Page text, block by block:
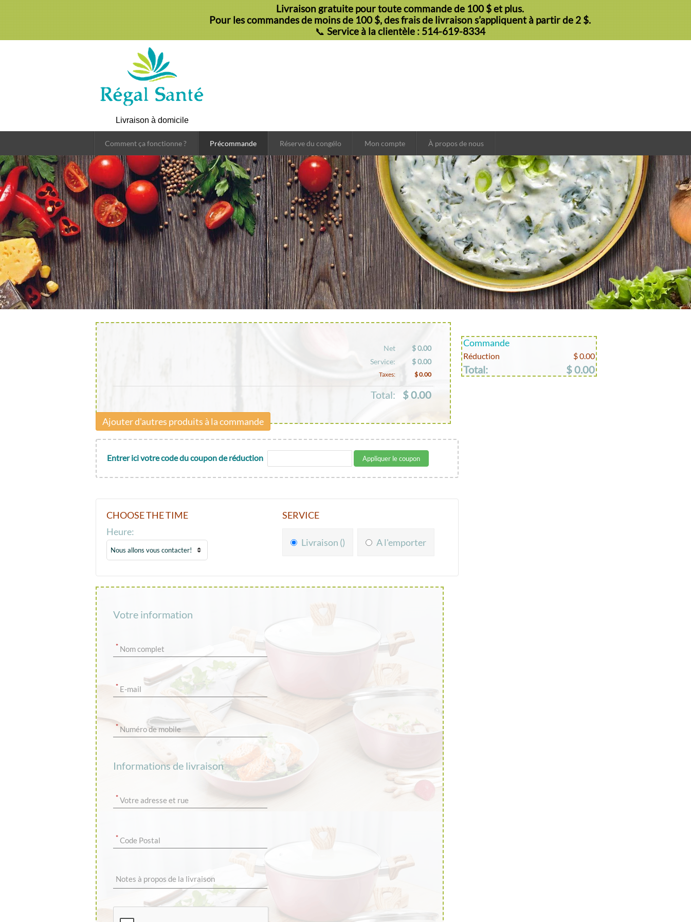
Livraison gratuite pour toute commande de 100 $ et plus.
Pour les commandes de moins de 100 $, des frais de livraison s’appliquent à partir de 2 $.
📞 Service à la clientèle : 514-619-8334
Livraison à domicile
Comment ça fonctionne ? Précommande Réserve du congélo Mon compte À propos de nous
Net
$ 0.00
Service:
$ 0.00
Taxes: $ 0.00
Total: $ 0.00
Ajouter d'autres produits à la commande
Entrer ici votre code du coupon de réduction Appliquer le coupon
CHOOSE THE TIME
Heure:
SERVICE
Livraison () A l'emporter
Votre information
* Nom complet
* E-mail
* Numéro de mobile
Informations de livraison
* Votre adresse et rue
* Code Postal
Notes à propos de la livraison
Commande
Réduction $ 0.00
Total: $ 0.00